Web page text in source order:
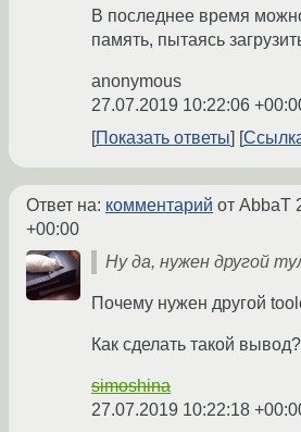
В последнее время
память, пытаясь
anonymous
27.07.2019 10:22:06
Показать ответы
Ответ на: комментарий от AbbaT
+00:00
Ну да, нужен другой
Почему нужен другой
Как сделать такой вывод?
simoshina
27.07.2019 10:22:18